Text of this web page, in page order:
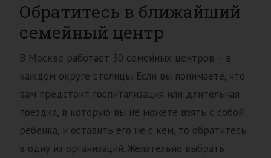
Обратитесь в ближайший
семейный центр
В Москве работает 30 семейных центров – в
каждом округе столицы. Если вы понимаете, что
вам предстоит госпитализация или длительная
поездка, в которую вы не можете взять с собой
ребенка, и оставить его не с кем, то обратитесь
в одну из организаций. Желательно выбрать